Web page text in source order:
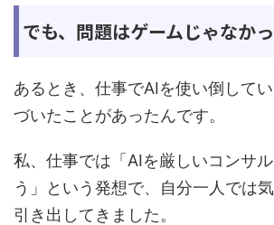
でも、問題はゲームじゃなか
あるとき、仕事でAIを使い倒して
づいたことがあったんです。
私、仕事では「AIを厳しいコンサ
う」という発想で、自分一人では
引き出してきました。